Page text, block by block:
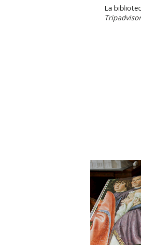
La
Tripadvisor